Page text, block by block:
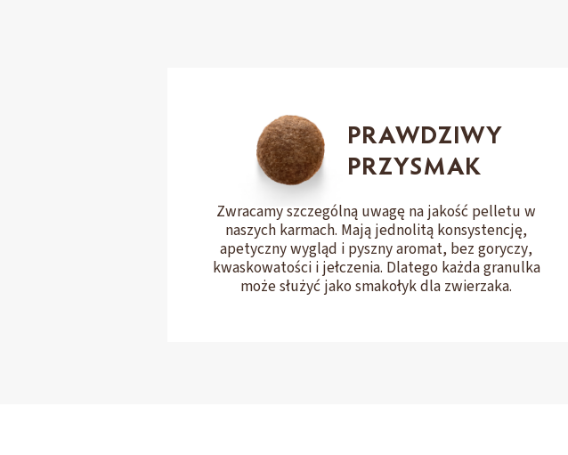
PRAWDZIWY
PRZYSMAK
Zwracamy szczególną uwagę na jakość pelletu w
naszych karmach. Mają jednolitą konsystencję,
apetyczny wygląd i pyszny aromat, bez goryczy,
kwaskowatości i jełczenia. Dlatego każda granulka
może służyć jako smakołyk dla zwierzaka.